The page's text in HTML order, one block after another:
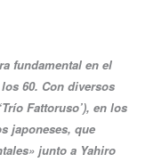
fundamental en el
60. Con diversos
Fattoruso’), en los
japoneses, que
junto a Yahiro